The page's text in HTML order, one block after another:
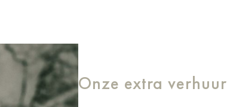
Onze extra verhuur